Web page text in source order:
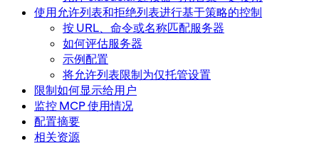
使用允许列表和拒绝列表进行基于策略的控制
按 URL、命令或名称匹配服务器
如何评估服务器
示例配置
将允许列表限制为仅托管设置
限制如何显示给用户
监控 MCP 使用情况
配置摘要
相关资源